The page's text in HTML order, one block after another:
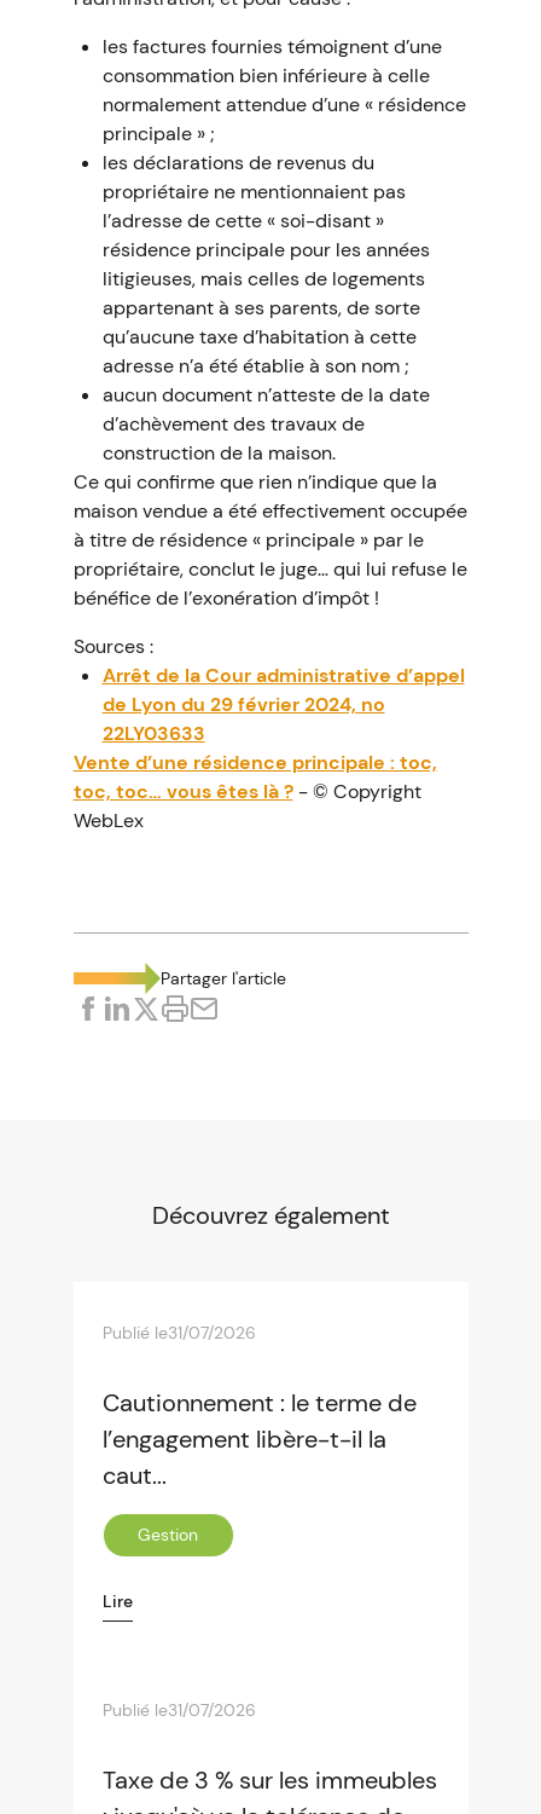
les factures fournies témoignent d’une
consommation bien inférieure à celle
normalement attendue d’une « résidence
principale » ;
les déclarations de revenus du
propriétaire ne mentionnaient pas
l’adresse de cette « soi-disant »
résidence principale pour les années
litigieuses, mais celles de logements
appartenant à ses parents, de sorte
qu’aucune taxe d’habitation à cette
adresse n’a été établie à son nom ;
aucun document n’atteste de la date
d’achèvement des travaux de
construction de la maison.
Ce qui confirme que rien n’indique que la
maison vendue a été effectivement occupée
à titre de résidence « principale » par le
propriétaire, conclut le juge… qui lui refuse le
bénéfice de l’exonération d’impôt !
Sources :
Arrêt de la Cour administrative d’appel
de Lyon du 29 février 2024, no
22LY03633
Vente d’une résidence principale : toc,
toc, toc… vous êtes là ?- © Copyright
WebLex
Partager l'article
Découvrez également
Publié le31/07/2026
Cautionnement : le terme de
l’engagement libère-t-il la
caut...
Gestion
Lire
Publié le31/07/2026
Taxe de 3 % sur les immeubles